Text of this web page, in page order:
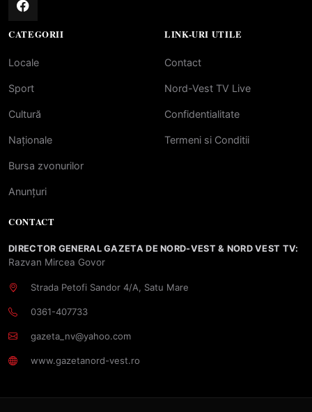
CATEGORII
Locale
Sport
Cultură
Naționale
Bursa zvonurilor
Anunțuri
LINK-URI UTILE
Contact
Nord-Vest TV Live
Confidentialitate
Termeni si Conditii
CONTACT
DIRECTOR GENERAL GAZETA DE NORD-VEST & NORD VEST TV:
Razvan Mircea Govor
Strada Petofi Sandor 4/A, Satu Mare
0361-407733
gazeta_nv@yahoo.com
www.gazetanord-vest.ro